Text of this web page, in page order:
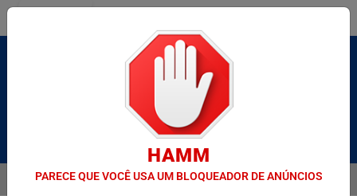
Pesquisar Notícia
E CAIQUE PIMENTA COM O MELHOR DO AXÉ DAS ANTIGAS
MENU
HAMM
PARECE QUE VOCÊ USA UM BLOQUEADOR DE ANÚNCIOS